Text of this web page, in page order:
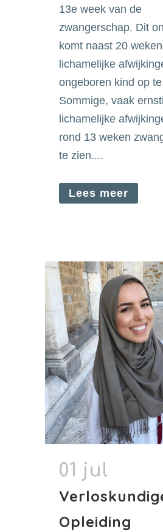
13e week van de
zwangerschap. Dit
komt naast 20
lichamelijke
ongeboren kind op
Sommige, vaak
lichamelijke
rond 13 weken
te zien....
Lees meer
01 jul
Opleiding